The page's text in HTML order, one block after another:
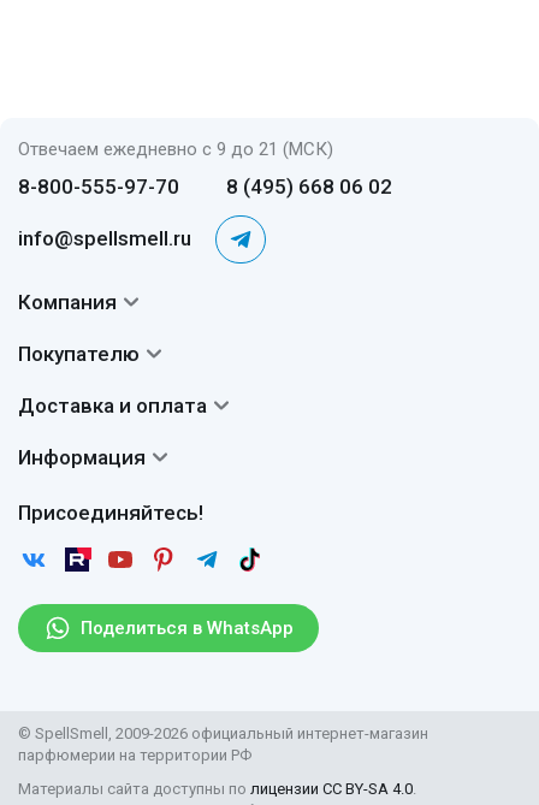
Отвечаем ежедневно с 9 до 21 (МСК)
8-800-555-97-70 8 (495) 668 06 02
info@spellsmell.ru
Поделиться в WhatsApp
Присоединяйтесь!
Компания
Авторы
Сертификаты
Покупателю
Вопросы и ответы
Отзывы
Рассылка
Доставка и оплата
Доставка
Возврат
Информация
Пользовательское соглашение
Защита персональных данных
Правила продажи товаров (Постановление Правительства
Поставщикам
© SpellSmell, 2009-2026 официальный интернет-магазин
парфюмерии на территории РФ
Материалы сайта доступны по лицензии CC BY-SA 4.0.